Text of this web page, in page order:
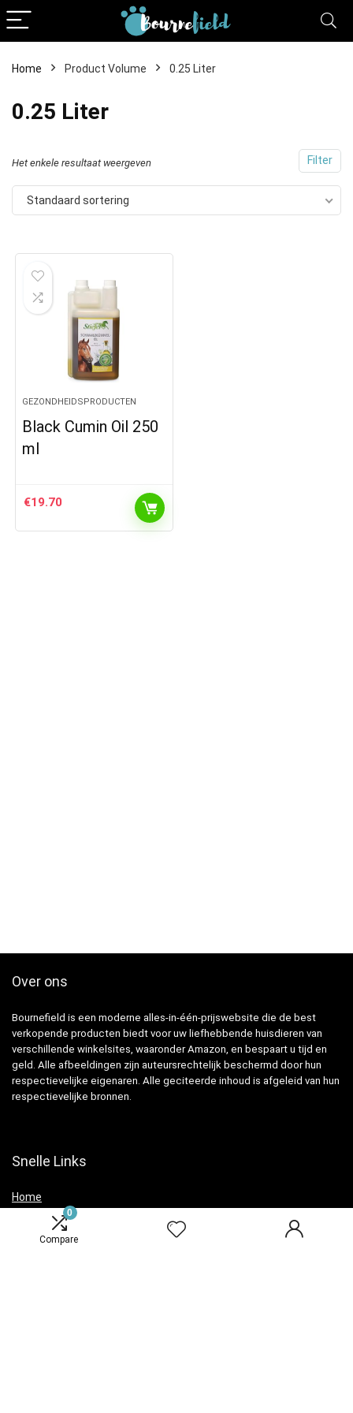
0
Compare
Home Product Volume 0.25 Liter
0.25 Liter
Filter
Het enkele resultaat weergeven
Standaard sortering
GEZONDHEIDSPRODUCTEN
Black Cumin Oil 250
ml
€19.70
Over ons
Bournefield is een moderne alles-in-één-prijswebsite die de best
verkopende producten biedt voor uw liefhebbende huisdieren van
verschillende winkelsites, waaronder Amazon, en bespaart u tijd en
geld. Alle afbeeldingen zijn auteursrechtelijk beschermd door hun
respectievelijke eigenaren. Alle geciteerde inhoud is afgeleid van hun
respectievelijke bronnen.
Snelle Links
Home
Overzicht
Winkel